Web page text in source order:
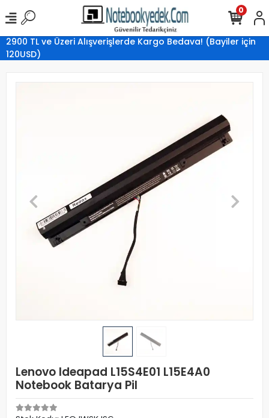
2900 TL ve Üzeri Alışverişlerde Kargo Bedava! (Bayiler için
120USD)
0
Lenovo Ideapad L15S4E01 L15E4A0
Notebook Batarya Pil